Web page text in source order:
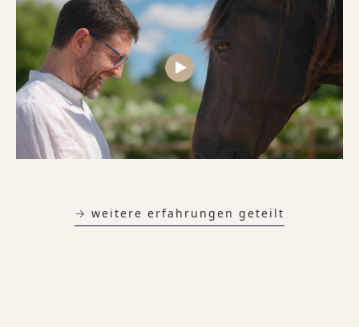
→ weitere erfahrungen geteilt